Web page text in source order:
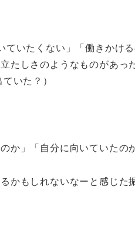
いたくない」「働きかけ
たしさのようなものがあ
いた？）
か」「自分に向いていたの
かもしれないなーと感じた